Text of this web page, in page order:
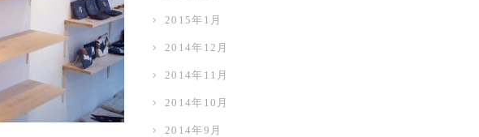
2015年1月
2014年12月
2014年11月
2014年10月
2014年9月